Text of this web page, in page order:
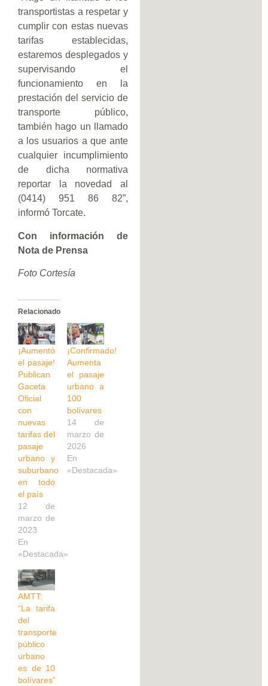
transportistas a respetar y
cumplir con estas nuevas
tarifas establecidas,
estaremos desplegados y
supervisando el
funcionamiento en la
prestación del servicio de
transporte público,
también hago un llamado
a los usuarios a que ante
cualquier incumplimiento
de dicha normativa
reportar la novedad al
(0414) 951 86 82”,
informó Torcate.
Con información de
Nota de Prensa
Foto Cortesía
Relacionado
¡Aumentó
el pasaje!
Publican
Gaceta
Oficial
con
nuevas
tarifas del
pasaje
urbano y
suburbano
en todo
el país
12 de
marzo de
2023
En
«Destacada»
¡Confirmado!
Aumenta
el pasaje
urbano a
100
bolívares
14 de
marzo de
2026
En
«Destacada»
AMTT:
“La tarifa
del
transporte
público
urbano
es de 10
bolívares”